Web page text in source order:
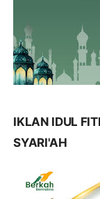
IKLAN IDUL
SYARI'AH